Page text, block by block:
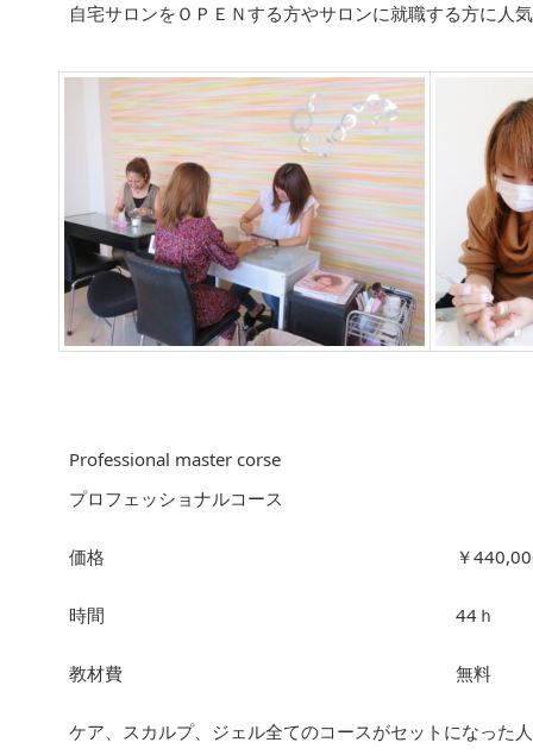
自宅サロンをＯＰＥＮする方やサロンに就職する方に人
Professional master corse
プロフェッショナルコース
価格 ￥
時間 44ｈ
教材費 無料
ケア、スカルプ、ジェル全てのコースがセットになった